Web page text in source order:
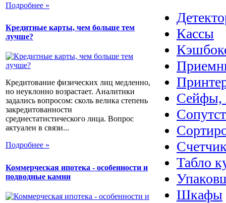
Подробнее »
Кредитные карты, чем больше тем
лучше?
Кредитование физических лиц медленно,
но неуклонно возрастает. Аналитики
задались вопросом: сколь велика степень
закредитованности
среднестатистического лица. Вопрос
актуален в связи...
Подробнее »
Коммерческая ипотека - особенности и
подводные камни
Кассы
Сейфы,
Табло
Шкафы